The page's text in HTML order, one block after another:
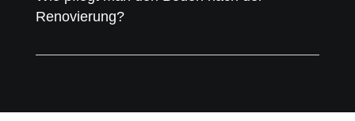
Renovierung?